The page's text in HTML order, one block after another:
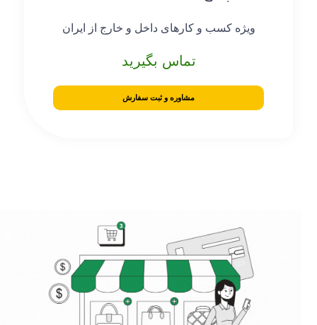
ویژه کسب و کارهای داخل و خارج از ایران
تماس بگیرید
مشاوره و ثبت سفارش